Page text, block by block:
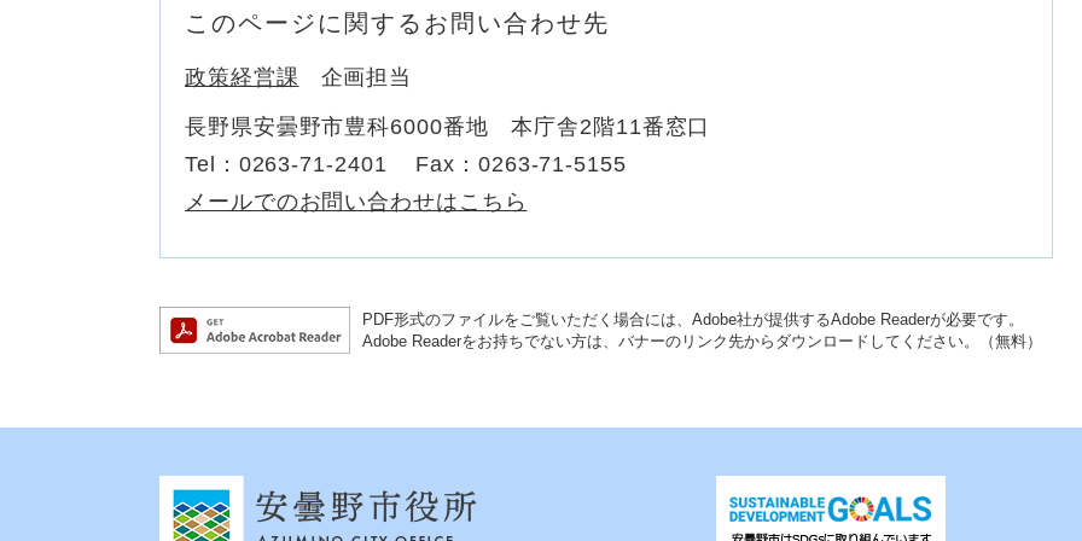
このページに関するお問い合わせ先
政策経営課 企画担当
長野県安曇野市豊科6000番地 本庁舎2階11番窓口
Tel：0263-71-2401
Fax：0263-71-5155
メールでのお問い合わせはこちら
PDF形式のファイルをご覧いただく場合には、Adobe社が提供するAdobe Readerが必要です。
Adobe Readerをお持ちでない方は、バナーのリンク先からダウンロードしてください。（無料）